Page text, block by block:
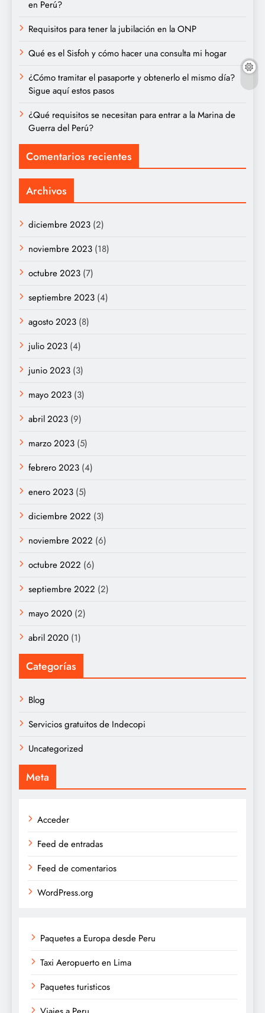
en Perú?
Requisitos para tener la jubilación en la ONP
Qué es el Sisfoh y cómo hacer una consulta mi hogar
¿Cómo tramitar el pasaporte y obtenerlo el mismo día?
Sigue aquí estos pasos
¿Qué requisitos se necesitan para entrar a la Marina de
Guerra del Perú?
Comentarios recientes
Archivos
diciembre 2023 (2)
noviembre 2023 (18)
octubre 2023 (7)
septiembre 2023 (4)
agosto 2023 (8)
julio 2023 (4)
junio 2023 (3)
mayo 2023 (3)
abril 2023 (9)
marzo 2023 (5)
febrero 2023 (4)
enero 2023 (5)
diciembre 2022 (3)
noviembre 2022 (6)
octubre 2022 (6)
septiembre 2022 (2)
mayo 2020 (2)
abril 2020 (1)
Categorías
Blog
Servicios gratuitos de Indecopi
Uncategorized
Meta
Acceder
Feed de entradas
Feed de comentarios
WordPress.org
Paquetes a Europa desde Peru
Taxi Aeropuerto en Lima
Paquetes turisticos